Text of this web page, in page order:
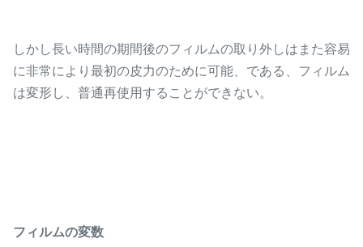
しかし長い時間の期間後のフィルムの取り外しはまた容易
に非常により最初の皮力のために可能、である、フィルム
は変形し、普通再使用することができない。
フィルムの変数